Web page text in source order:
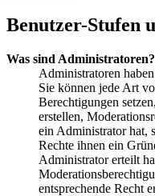
Benutzer-Stufen
Was sind Administratoren?
Administratoren
Sie können jede Art
Berechtigungen
erstellen,
ein Administrator hat,
Rechte ihnen ein
Administrator erteilt
entsprechende Recht